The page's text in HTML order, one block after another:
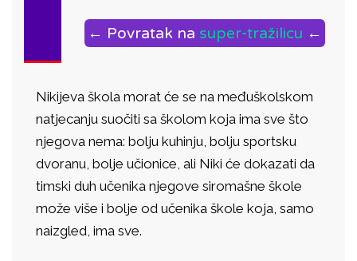
← Povratak na super-tražilicu ←
Nikijeva škola morat će se na međuškolskom
natjecanju suočiti sa školom koja ima sve što
njegova nema: bolju kuhinju, bolju sportsku
dvoranu, bolje učionice, ali Niki će dokazati da
timski duh učenika njegove siromašne škole
može više i bolje od učenika škole koja, samo
naizgled, ima sve.